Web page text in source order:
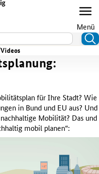
Menü
Videos
für Ihre Stadt? Wie
in Bund und EU aus? Und
Mobilität? Das und
mobil planen“: